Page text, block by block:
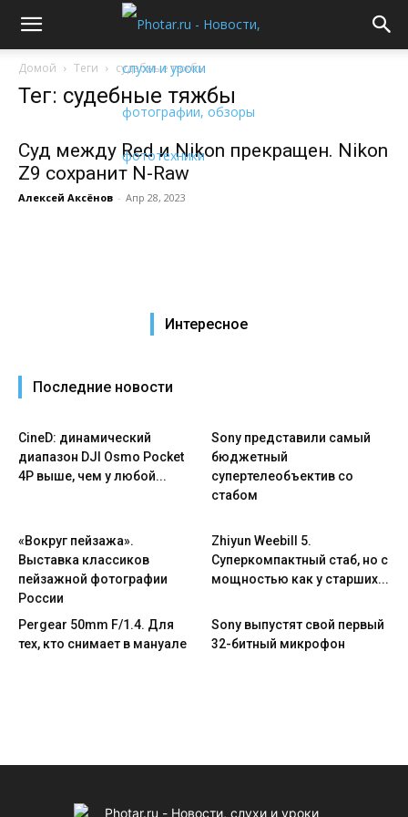
Домой Теги судебные тяжбы
Тег: судебные тяжбы
Суд между Red и Nikon прекращен. Nikon
Z9 сохранит N-Raw
Алексей Аксёнов - Апр 28, 2023
Интересное
Последние новости
CineD: динамический
диапазон DJI Osmo Pocket
4P выше, чем у любой...
Sony представили самый
бюджетный
супертелеобъектив со
стабом
«Вокруг пейзажа».
Выставка классиков
пейзажной фотографии
России
Zhiyun Weebill 5.
Cуперкомпактный стаб, но с
мощностью как у старших...
Pergear 50mm F/1.4. Для
тех, кто снимает в мануале
Sony выпустят свой первый
32-битный микрофон